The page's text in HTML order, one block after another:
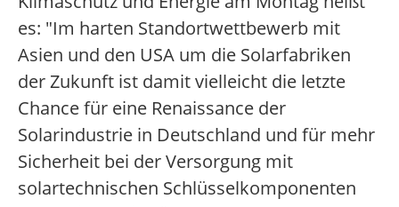
es: "Im harten Standortwettbewerb mit
Asien und den USA um die Solarfabriken
der Zukunft ist damit vielleicht die letzte
Chance für eine Renaissance der
Solarindustrie in Deutschland und für mehr
Sicherheit bei der Versorgung mit
solartechnischen Schlüsselkomponenten